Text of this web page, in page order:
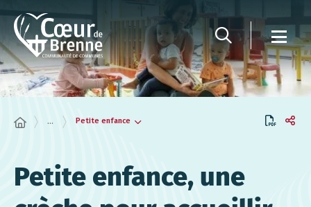
... Petite enfance
Petite enfance, une